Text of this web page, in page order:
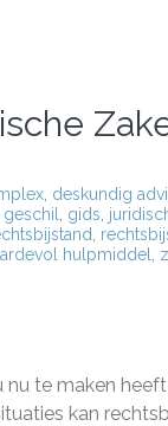
deskundig
geschil gids
hulpmiddel
te maken
kan